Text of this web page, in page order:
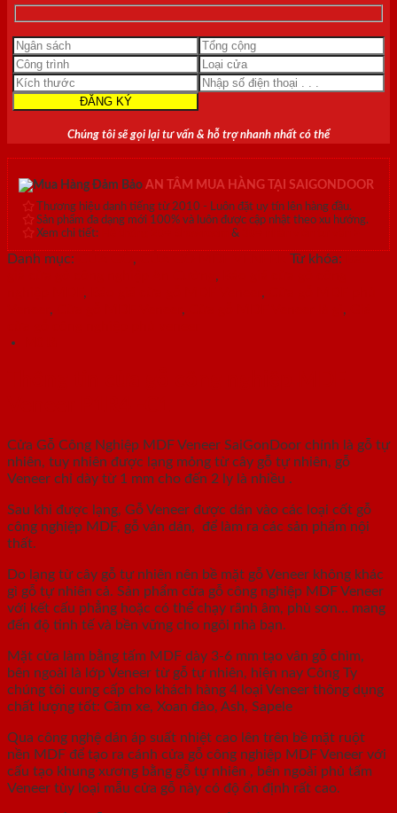
VENEER
P1R4
-
C1
số
lượng
Chúng tôi sẽ gọi lại tư vấn & hỗ trợ nhanh nhất có thể
AN TÂM MUA HÀNG TẠI SAIGONDOOR
Thương hiệu danh tiếng từ 2010 - Luôn đặt uy tín lên hàng đầu.
Sản phẩm đa dạng mới 100% và luôn được cập nhật theo xu hướng.
Xem chi tiết:
&
Danh mục: , Từ khóa:
,
, ,
, , ,
Cửa Gỗ Công Nghiệp MDF Veneer SaiGonDoor chính là gỗ tự
nhiên, tuy nhiên được lạng mỏng từ cây gỗ tự nhiên, gỗ
Veneer chỉ dày từ 1 mm cho đến 2 ly là nhiều .
Sau khi được lạng, Gỗ Veneer được dán vào các loại cốt gỗ
công nghiệp MDF, gỗ ván dán, để làm ra các sản phẩm nội
thất.
Do lạng từ cây gỗ tự nhiên nên bề mặt gỗ Veneer không khác
gì gỗ tự nhiên cả. Sản phẩm cửa gỗ công nghiệp MDF Veneer
với kết cấu phẳng hoặc có thể chạy rãnh âm, phủ sơn… mang
đến độ tinh tế và bền vững cho ngôi nhà bạn.
Mặt cửa làm bằng tấm MDF dày 3-6 mm tạo vân gỗ chìm,
bên ngoài là lớp Veneer từ gỗ tự nhiên, hiện nay Công Ty
chúng tôi cung cấp cho khách hàng 4 loại Veneer thông dụng
chất lượng tốt: Căm xe, Xoan đào, Ash, Sapele
Qua công nghệ dán áp suất nhiệt cao lên trên bề mặt ruột
nền MDF để tạo ra cánh cửa gỗ công nghiệp MDF Veneer với
cấu tạo khung xương bằng gỗ tự nhiên , bên ngoài phủ tấm
Veneer tùy loại mẫu cửa gỗ này có độ ổn định rất cao.